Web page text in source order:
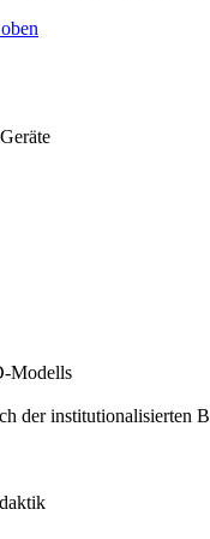
Modells
der institutionalisierten